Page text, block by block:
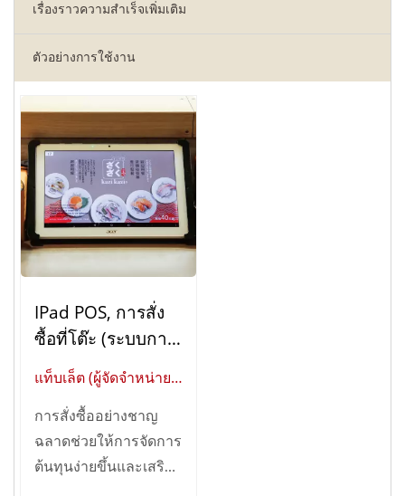
เรื่องราวความสำเร็จเพิ่มเติม
ตัวอย่างการใช้งาน
IPad POS, การสั่ง
ซื้อที่โต๊ะ (ระบบการ
สั่งซื้อที่โต๊ะ)
แท็บเล็ต (ผู้จัดจำหน่าย
ระดับโลกของการ
ทำงานอัตโนมัติในร้าน
อาหารที่ชาญฉลาด)
การสั่งซื้ออย่างชาญ
ฉลาดช่วยให้การจัดการ
ต้นทุนง่ายขึ้นและเสริม